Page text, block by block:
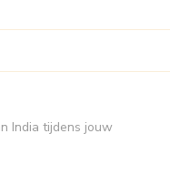
India tijdens jouw